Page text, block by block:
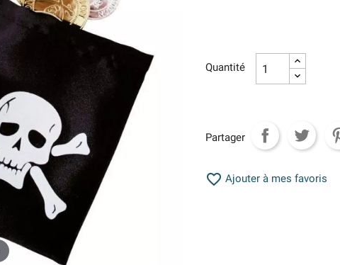
Quantité
Partager
 Ajouter à mes favoris